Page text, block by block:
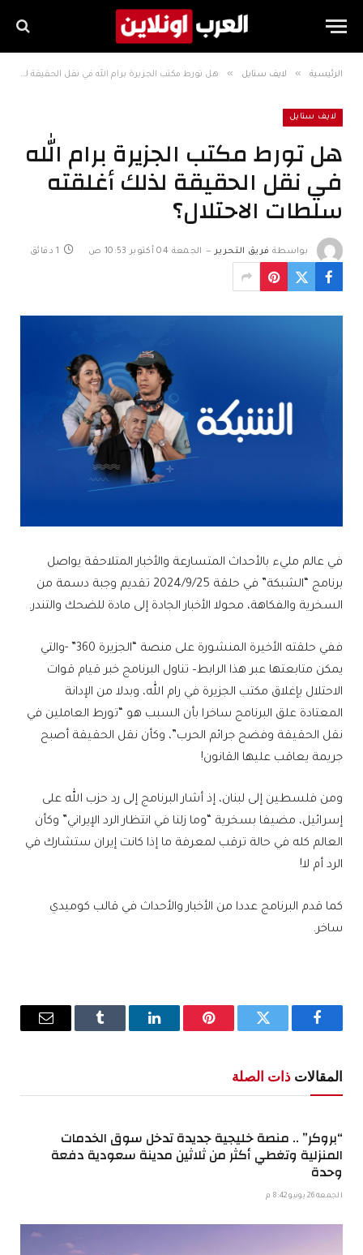
الرئيسية » لايف ستايل » هل تورط مكتب الجزيرة برام الله في نقل الحقيقة لذلك أغلقته سلطات الاحتلال؟
لايف ستايل
هل تورط مكتب الجزيرة برام الله
في نقل الحقيقة لذلك أغلقته
سلطات الاحتلال؟
بواسطة فريق التحرير الجمعة 04 أكتوبر 10:53 ص 1 دقائق
في عالم مليء بالأحداث المتسارعة والأخبار المتلاحقة يواصل
برنامج “الشبكة” في حلقة 2024/9/25 تقديم وجبة دسمة من
السخرية والفكاهة، محولا الأخبار الجادة إلى مادة للضحك والتندر.
ففي حلقته الأخيرة المنشورة على منصة “الجزيرة 360” -والتي
يمكن متابعتها عبر هذا الرابط– تناول البرنامج خبر قيام قوات
الاحتلال بإغلاق مكتب الجزيرة في رام الله، وبدلا من الإدانة
المعتادة علق البرنامج ساخرا بأن السبب هو “تورط العاملين في
نقل الحقيقة وفضح جرائم الحرب”، وكأن نقل الحقيقة أصبح
جريمة يعاقب عليها القانون!
ومن فلسطين إلى لبنان، إذ أشار البرنامج إلى رد حزب الله على
إسرائيل، مضيفا بسخرية “وما زلنا في انتظار الرد الإيراني” وكأن
العالم كله في حالة ترقب لمعرفة ما إذا كانت إيران ستشارك في
الرد أم لا!
كما قدم البرنامج عددا من الأخبار والأحداث في قالب كوميدي
ساخر.
فيسبوك تويتر بينتيريستلينكدإن Tumblr
البريد
المقالات ذات الصلة
“بروكر” .. منصة خليجية جديدة تدخل سوق الخدمات
المنزلية وتغطي أكثر من ثلاثين مدينة سعودية دفعة
وحدة
الجمعة 26 يونيو 8:42 م